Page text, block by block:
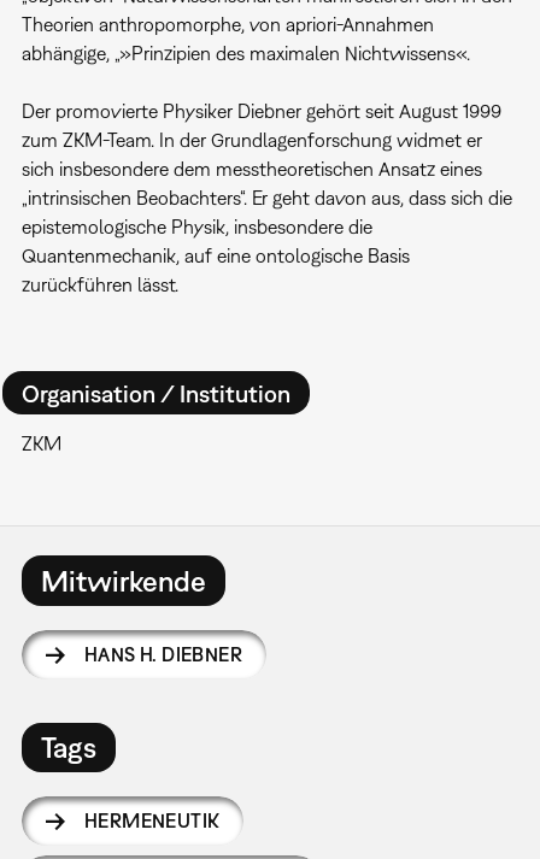
Theorien anthropomorphe, von apriori-Annahmen
abhängige, „»Prinzipien des maximalen Nichtwissens«.
Der promovierte Physiker Diebner gehört seit August 1999
zum ZKM-Team. In der Grundlagenforschung widmet er
sich insbesondere dem messtheoretischen Ansatz eines
„intrinsischen Beobachters“. Er geht davon aus, dass sich die
epistemologische Physik, insbesondere die
Quantenmechanik, auf eine ontologische Basis
zurückführen lässt.
Organisation / Institution
ZKM
Mitwirkende
HANS H. DIEBNER
Tags
HERMENEUTIK